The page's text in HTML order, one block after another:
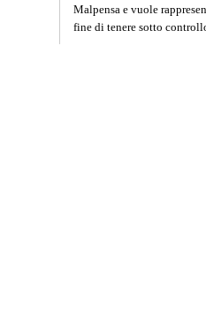
Malpensa e vuole
fine di tenere sotto